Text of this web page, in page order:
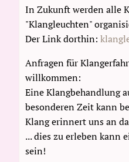
In Zukunft werden alle
"Klangleuchten"
Der Link dorthin:
Anfragen für
willkommen:
Eine Klangbehandlung
besonderen Zeit kann
Klang erinnert uns an
... dies zu erleben kann
sein!